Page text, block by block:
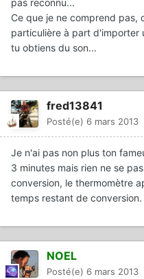
pas reconnu...
Ce que je ne comprend pas,
particulière à part d'importer
tu obtiens du son...
fred13841
Posté(e) 6 mars 2013
Je n'ai pas non plus ton
3 minutes mais rien ne se
conversion, le thermomètre
temps restant de conversion.
NOEL
Posté(e) 6 mars 2013